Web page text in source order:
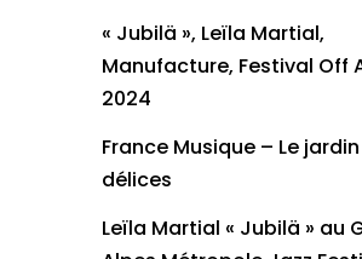
« Jubilä », Leïla Martial,
Manufacture, Festival Off
2024
France Musique – Le
délices
Leïla Martial « Jubilä » au